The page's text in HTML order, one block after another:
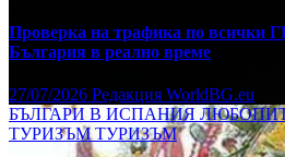
Проверка на трафика по всички
България в реално време
27/07/2026 Редакция WorldBG.eu
БЪЛГАРИ В ИСПАНИЯ
ТУРИЗЪМТУРИЗЪМ